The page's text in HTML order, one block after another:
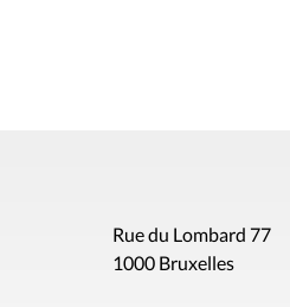
Rue du Lombard 77
1000 Bruxelles